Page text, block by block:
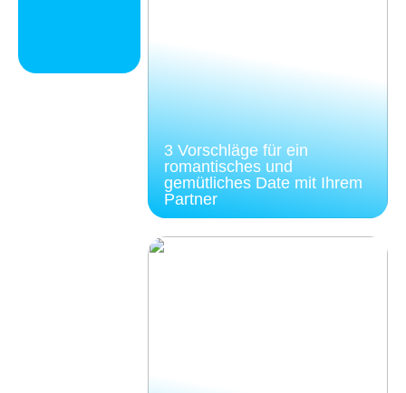
3 Vorschläge für ein
romantisches und
gemütliches Date mit Ihrem
Partner